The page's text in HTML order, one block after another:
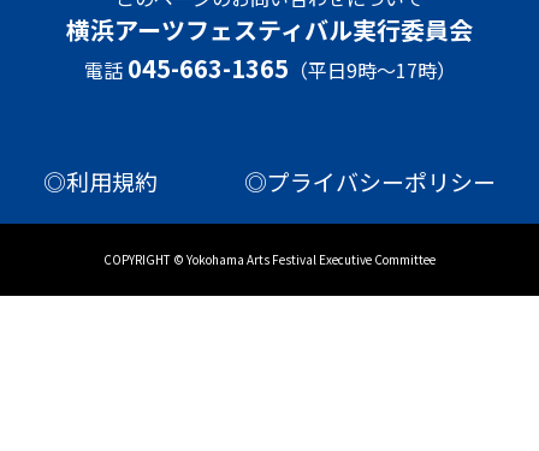
横浜アーツフェスティバル実行委員会
電話 045-663-1365 （平日9時～17時）
◎利用規約 ◎プライバシーポリシー
COPYRIGHT © Yokohama Arts Festival Executive Committee